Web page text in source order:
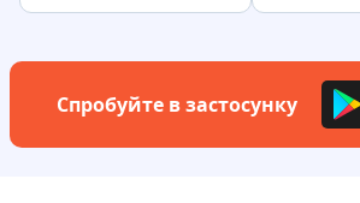
Спробуйте в застосунку